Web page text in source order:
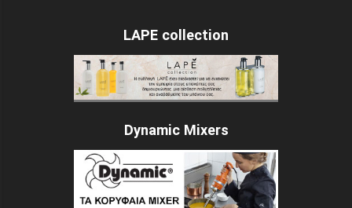
LAPE collection
Dynamic Mixers